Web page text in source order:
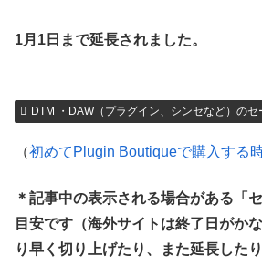
1月1日まで延長されました。
DTM ・DAW（プラグイン、シンセなど）のセ
（初めてPlugin Boutiqueで購入する
＊記事中の表示される場合がある「
目安です（海外サイトは終了日がか
り早く切り上げたり、また延長した